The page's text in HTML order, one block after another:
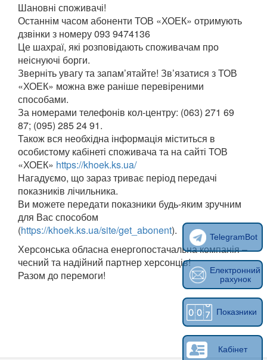
Шановні споживачі!
Останнім часом абоненти ТОВ «ХОЕК» отримують
дзвінки з номеру 093 9474136
Це шахраї, які розповідають споживачам про
неіснуючі борги.
Зверніть увагу та запам’ятайте! Зв’язатися з ТОВ
«ХОЕК» можна вже раніше перевіреними
способами.
За номерами телефонів кол-центру: (063) 271 69
87; (095) 285 24 91.
Також вся необхідна інформація міститься в
особистому кабінеті споживача та на сайті ТОВ
«ХОЕК» https://khoek.ks.ua/
Нагадуємо, що зараз триває період передачі
показників лічильника.
Ви можете передати показники будь-яким зручним
для Вас способом
(https://khoek.ks.ua/site/get_abonent).
Херсонська обласна енергопостачальна компанія –
чесний та надійний партнер херсонців!
Разом до перемоги!
TelegramBot
Електронний
рахунок
Показники
Кабінет